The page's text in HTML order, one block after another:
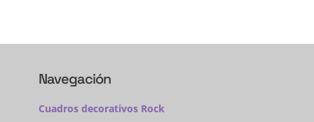
Navegación
Cuadros decorativos Rock